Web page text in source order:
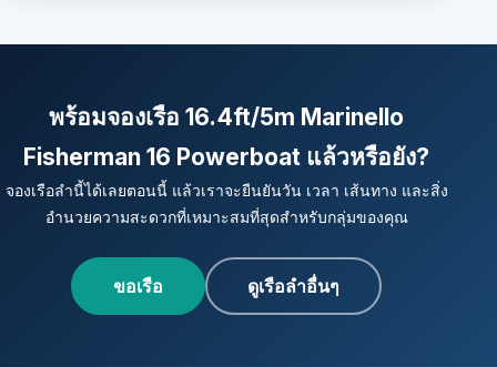
พร้อมจองเรือ 16.4ft/5m Marinello
Fisherman 16 Powerboat แล้วหรือยัง?
จองเรือลำนี้ได้เลยตอนนี้ แล้วเราจะยืนยันวัน เวลา เส้นทาง และสิ่ง
อำนวยความสะดวกที่เหมาะสมที่สุดสำหรับกลุ่มของคุณ
ขอเรือ ดูเรือลำอื่นๆ